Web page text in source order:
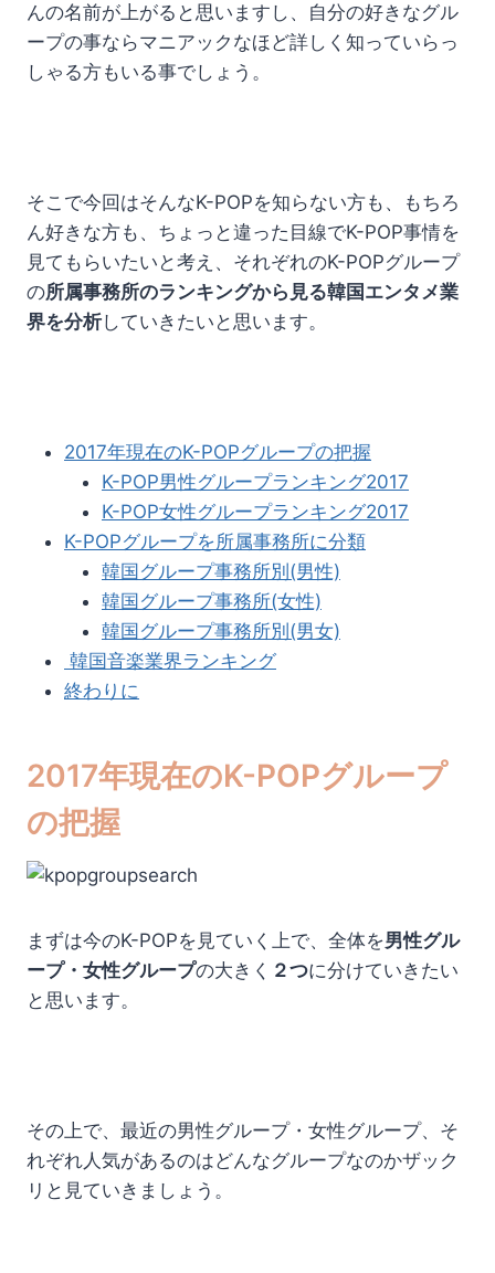
んの名前が上がると思いますし、自分の好きなグル
ープの事ならマニアックなほど詳しく知っていらっ
しゃる方もいる事でしょう。
そこで今回はそんなK-POPを知らない方も、もちろ
ん好きな方も、ちょっと違った目線でK-POP事情を
見てもらいたいと考え、それぞれのK-POPグループ
の所属事務所のランキングから見る韓国エンタメ業
界を分析していきたいと思います。
2017年現在のK-POPグループの把握
K-POP男性グループランキング2017
K-POP女性グループランキング2017
K-POPグループを所属事務所に分類
韓国グループ事務所別(男性)
韓国グループ事務所(女性)
韓国グループ事務所別(男女)
韓国音楽業界ランキング
終わりに
2017年現在のK-POPグループ
の把握
まずは今のK-POPを見ていく上で、全体を男性グル
ープ・女性グループの大きく ２つに分けていきたい
と思います。
その上で、最近の男性グループ・女性グループ、そ
れぞれ人気があるのはどんなグループなのかザック
リと見ていきましょう。